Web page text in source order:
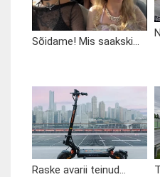
Sõidame! Mis saakski...
Raske avarii teinud...